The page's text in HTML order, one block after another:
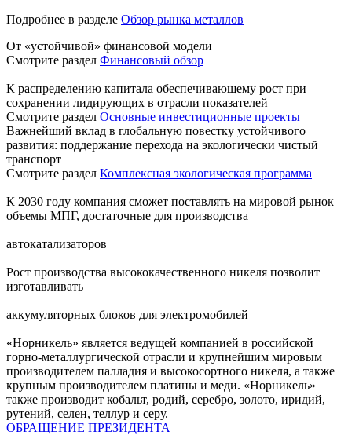
Подробнее в разделе Обзор рынка металлов
От «устойчивой» финансовой модели
Смотрите раздел Финансовый обзор
К распределению капитала обеспечивающему рост при
сохранении лидирующих в отрасли показателей
Смотрите раздел Основные инвестиционные проекты
Важнейший вклад в глобальную повестку устойчивого
развития: поддержание перехода на экологически чистый
транспорт
Смотрите раздел Комплексная экологическая программа
К 2030 году компания сможет поставлять на мировой рынок
объемы МПГ, достаточные для производства
автокатализаторов
Рост производства высококачественного никеля позволит
изготавливать
аккумуляторных блоков для электромобилей
«Норникель» является ведущей компанией в российской
горно-металлургической отрасли и крупнейшим мировым
производителем палладия и высокосортного никеля, а также
крупным производителем платины и меди. «Норникель»
также производит кобальт, родий, серебро, золото, иридий,
рутений, селен, теллур и серу.
ОБРАЩЕНИЕ ПРЕЗИДЕНТА